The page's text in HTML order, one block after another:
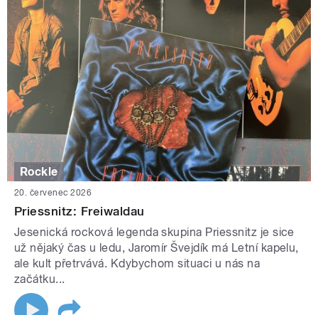
Rockle
20. červenec 2026
Priessnitz: Freiwaldau
Jesenická rocková legenda skupina Priessnitz je sice
už nějaký čas u ledu, Jaromír Švejdík má Letní kapelu,
ale kult přetrvává. Kdybychom situaci u nás na
začátku...